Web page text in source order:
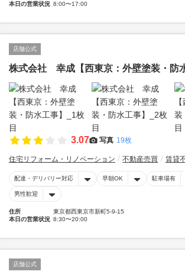
本日の営業状況 8:00〜17:00
店舗公式
株式会社 幸成【西東京：外壁塗装・防
3.07 写真 19枚
住宅リフォーム・リノベーション 不動産売買 賃貸
配達・デリバリー対応 早朝OK 駐車場有
男性歓迎
住所
東京都西東京市新町5-9-15
本日の営業状況 8:30〜20:00
店舗公式